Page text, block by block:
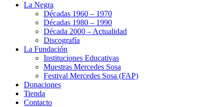
La Negra
Décadas 1960 – 1970
Décadas 1980 – 1990
Década 2000 – Actualidad
Discografía
La Fundación
Instituciones Educativas
Muestras Mercedes Sosa
Festival Mercedes Sosa (FAP)
Donaciones
Tienda
Contacto